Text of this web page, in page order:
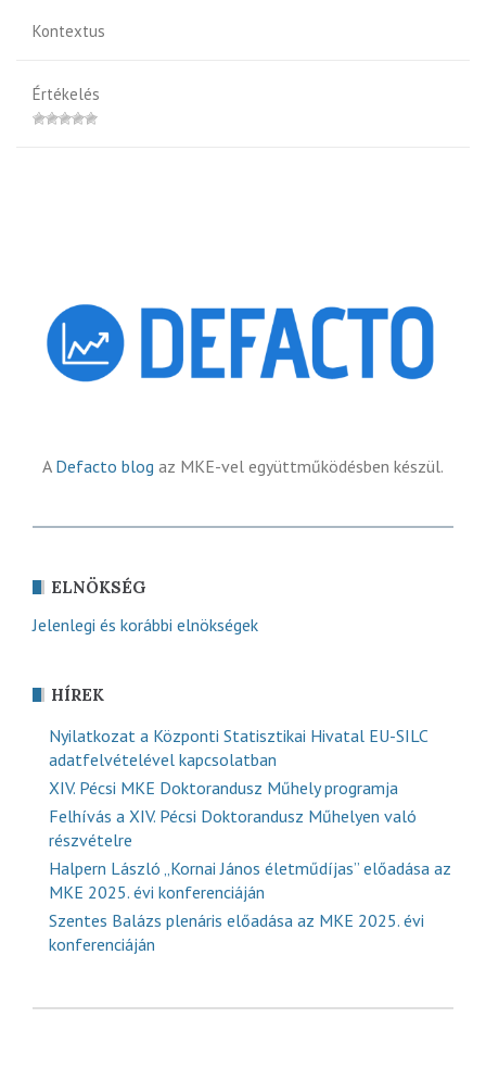
Kontextus
Értékelés
A Defacto blog az MKE-vel együttműködésben készül.
ELNÖKSÉG
Jelenlegi és korábbi elnökségek
HÍREK
Nyilatkozat a Központi Statisztikai Hivatal EU-SILC
adatfelvételével kapcsolatban
XIV. Pécsi MKE Doktorandusz Műhely programja
Felhívás a XIV. Pécsi Doktorandusz Műhelyen való
részvételre
Halpern László „Kornai János életműdíjas” előadása az
MKE 2025. évi konferenciáján
Szentes Balázs plenáris előadása az MKE 2025. évi
konferenciáján